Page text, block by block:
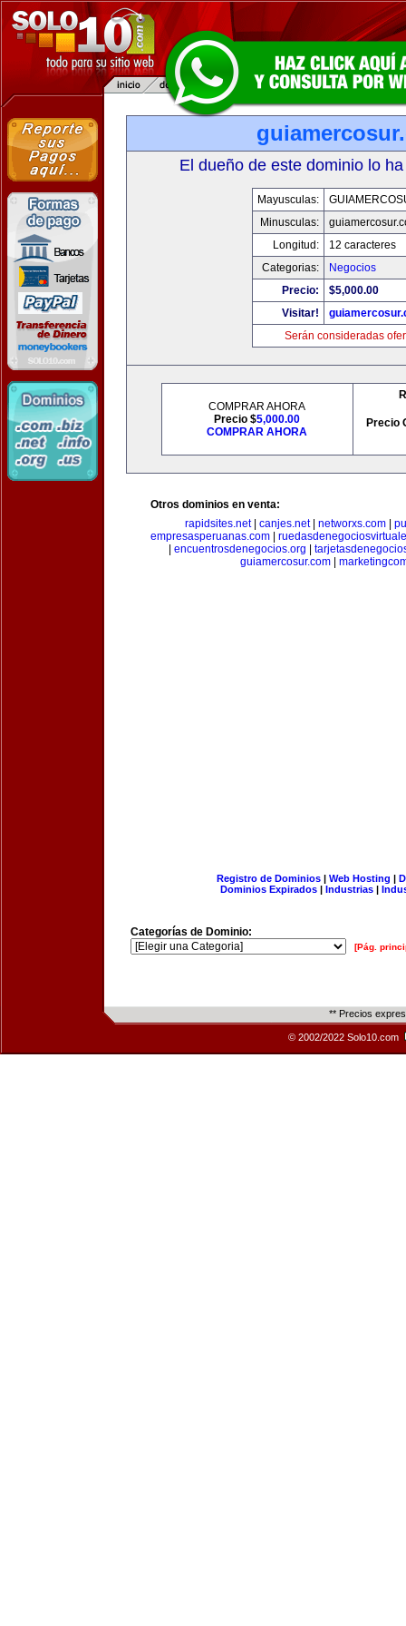
El dueño de este dominio lo
Mayusculas:
Minusculas:
Longitud:
12 caracteres
Categorias:
Negocios
Precio:
$5,000.00
Visitar!
Serán consideradas
COMPRAR AHORA
Precio $5,000.00
COMPRAR AHORA
Precio
Otros dominios en venta:
rapidsites.net| canjes.net| networxs.com
empresasperuanas.com
encuentrosdenegocios.org
guiamercosur.com
Registro de Dominios| Web Hosting |
Dominios Expirados | Industrias |
Categorías de Dominio:
[Pág.
** Precios
© 2002/2022 Solo10.com